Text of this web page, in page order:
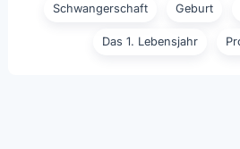
Schwangerschaft Geburt
Das 1. Lebensjahr